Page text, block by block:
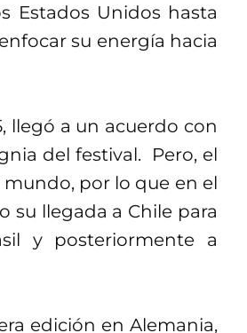
Estados Unidos hasta
su energía hacia
llegó a un acuerdo con
del festival. Pero, el
por lo que en el
su llegada a Chile para
y posteriormente a
edición en Alemania,